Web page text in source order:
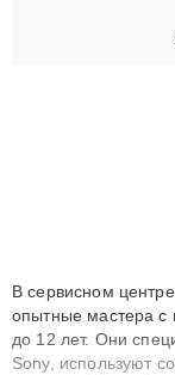
В сервисном
опытные мастера
до 12 лет. Они
Sony, используют